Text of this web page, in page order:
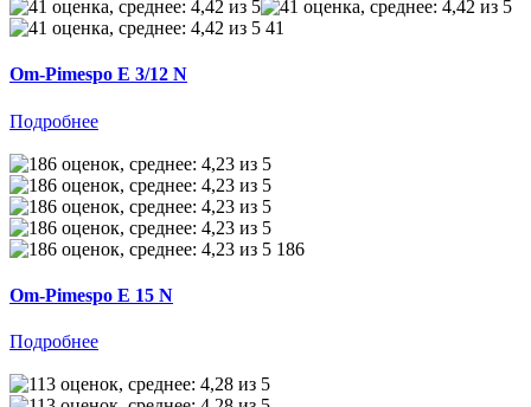
41
Om-Pimespo E 3/12 N
Подробнее
186
Om-Pimespo E 15 N
Подробнее